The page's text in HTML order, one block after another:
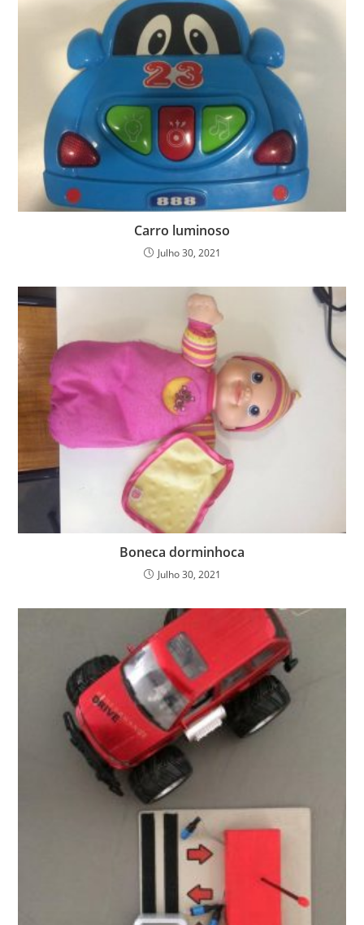
Carro luminoso
Julho 30, 2021
Boneca dorminhoca
Julho 30, 2021